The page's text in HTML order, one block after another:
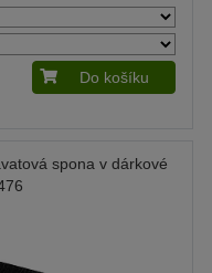
Do košíku
spona v dárkové